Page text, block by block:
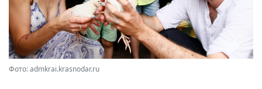
Фото: admkrai.krasnodar.ru